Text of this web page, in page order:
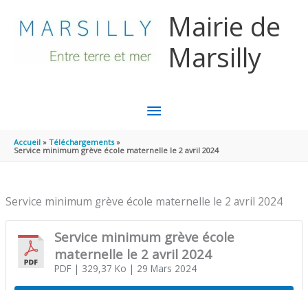
Mairie de
Marsilly
MENU
PRINCIPAL
Accueil
Téléchargements
Service minimum grève école maternelle le 2 avril 2024
Service minimum grève école maternelle le 2 avril 2024
Service minimum grève école
maternelle le 2 avril 2024
PDF| 329,37 Ko | 29 Mars 2024